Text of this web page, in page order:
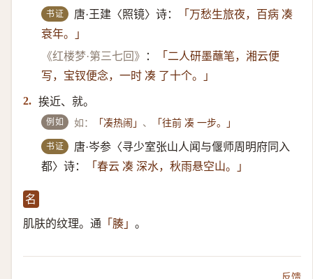
书证 唐·王建〈照镜〉诗：
「万愁生旅夜，百病 凑
衰年。」
《红楼梦·第三七回》
：
「二人研墨蘸笔，湘云便
写，宝钗便念，一时 凑 了十个。」
2. 挨近、就。
例如 如： 「凑热闹」 、 「往前 凑 一步。」
书证
唐·岑参〈寻少室张山人闻与偃师周明府同入
都〉诗：
「春云 凑 深水，秋雨悬空山。」
名
肌肤的纹理。通 「腠」 。